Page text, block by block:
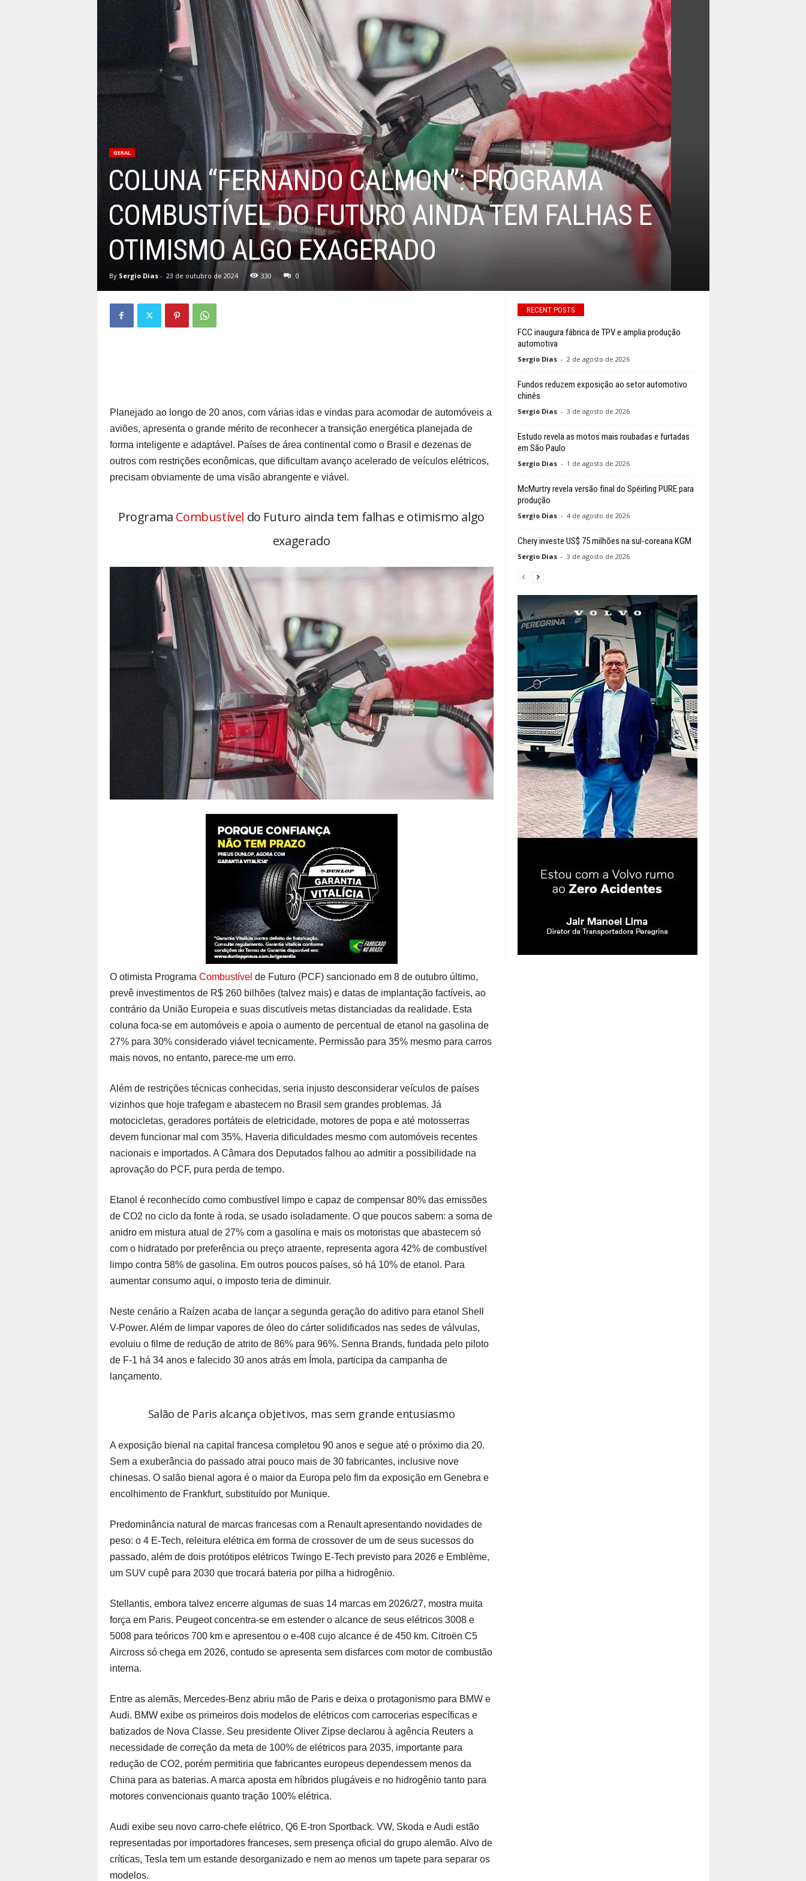
GERAL
COLUNA “FERNANDO CALMON”: PROGRAMA
COMBUSTÍVEL DO FUTURO AINDA TEM FALHAS E
OTIMISMO ALGO EXAGERADO
By Sergio Dias- 23 de outubro de 2024 330 0
Planejado ao longo de 20 anos, com várias idas e vindas para acomodar de automóveis a
aviões, apresenta o grande mérito de reconhecer a transição energética planejada de
forma inteligente e adaptável. Países de área continental como o Brasil e dezenas de
outros com restrições econômicas, que dificultam avanço acelerado de veículos elétricos,
precisam obviamente de uma visão abrangente e viável.
Programa Combustível do Futuro ainda tem falhas e otimismo algo
exagerado
O otimista Programa Combustível de Futuro (PCF) sancionado em 8 de outubro último,
prevê investimentos de R$ 260 bilhões (talvez mais) e datas de implantação factíveis, ao
contrário da União Europeia e suas discutíveis metas distanciadas da realidade. Esta
coluna foca-se em automóveis e apoia o aumento de percentual de etanol na gasolina de
27% para 30% considerado viável tecnicamente. Permissão para 35% mesmo para carros
mais novos, no entanto, parece-me um erro.
Além de restrições técnicas conhecidas, seria injusto desconsiderar veículos de países
vizinhos que hoje trafegam e abastecem no Brasil sem grandes problemas. Já
motocicletas, geradores portáteis de eletricidade, motores de popa e até motosserras
devem funcionar mal com 35%. Haveria dificuldades mesmo com automóveis recentes
nacionais e importados. A Câmara dos Deputados falhou ao admitir a possibilidade na
aprovação do PCF, pura perda de tempo.
Etanol é reconhecido como combustível limpo e capaz de compensar 80% das emissões
de CO2 no ciclo da fonte à roda, se usado isoladamente. O que poucos sabem: a soma de
anidro em mistura atual de 27% com a gasolina e mais os motoristas que abastecem só
com o hidratado por preferência ou preço atraente, representa agora 42% de combustível
limpo contra 58% de gasolina. Em outros poucos países, só há 10% de etanol. Para
aumentar consumo aqui, o imposto teria de diminuir.
Neste cenário a Raízen acaba de lançar a segunda geração do aditivo para etanol Shell
V-Power. Além de limpar vapores de óleo do cárter solidificados nas sedes de válvulas,
evoluiu o filme de redução de atrito de 86% para 96%. Senna Brands, fundada pelo piloto
de F-1 há 34 anos e falecido 30 anos atrás em Ímola, participa da campanha de
lançamento.
Salão de Paris alcança objetivos, mas sem grande entusiasmo
A exposição bienal na capital francesa completou 90 anos e segue até o próximo dia 20.
Sem a exuberância do passado atrai pouco mais de 30 fabricantes, inclusive nove
chinesas. O salão bienal agora é o maior da Europa pelo fim da exposição em Genebra e
encolhimento de Frankfurt, substituído por Munique.
Predominância natural de marcas francesas com a Renault apresentando novidades de
peso: o 4 E-Tech, releitura elétrica em forma de crossover de um de seus sucessos do
passado, além de dois protótipos elétricos Twingo E-Tech previsto para 2026 e Emblème,
um SUV cupê para 2030 que trocará bateria por pilha a hidrogênio.
Stellantis, embora talvez encerre algumas de suas 14 marcas em 2026/27, mostra muita
força em Paris. Peugeot concentra-se em estender o alcance de seus elétricos 3008 e
5008 para teóricos 700 km e apresentou o e-408 cujo alcance é de 450 km. Citroën C5
Aircross só chega em 2026, contudo se apresenta sem disfarces com motor de combustão
interna.
Entre as alemãs, Mercedes-Benz abriu mão de Paris e deixa o protagonismo para BMW e
Audi. BMW exibe os primeiros dois modelos de elétricos com carrocerias específicas e
batizados de Nova Classe. Seu presidente Oliver Zipse declarou à agência Reuters a
necessidade de correção da meta de 100% de elétricos para 2035, importante para
redução de CO2, porém permitiria que fabricantes europeus dependessem menos da
China para as baterias. A marca aposta em híbridos plugáveis e no hidrogênio tanto para
motores convencionais quanto tração 100% elétrica.
Audi exibe seu novo carro-chefe elétrico, Q6 E-tron Sportback. VW, Skoda e Audi estão
representadas por importadores franceses, sem presença oficial do grupo alemão. Alvo de
críticas, Tesla tem um estande desorganizado e nem ao menos um tapete para separar os
modelos.
RECENT POSTS
FCC inaugura fábrica de TPV e amplia produção
automotiva
Sergio Dias - 2 de agosto de 2026
Fundos reduzem exposição ao setor automotivo
chinês
Sergio Dias - 3 de agosto de 2026
Estudo revela as motos mais roubadas e furtadas
em São Paulo
Sergio Dias - 1 de agosto de 2026
McMurtry revela versão final do Spéirling PURE para
produção
Sergio Dias - 4 de agosto de 2026
Chery investe US$ 75 milhões na sul-coreana KGM
Sergio Dias - 3 de agosto de 2026